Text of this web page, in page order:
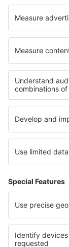
Hoteluri în
Cele mai bune
Hoteluri în
Hoteluri în
Hoteluri in
Hoteluri in